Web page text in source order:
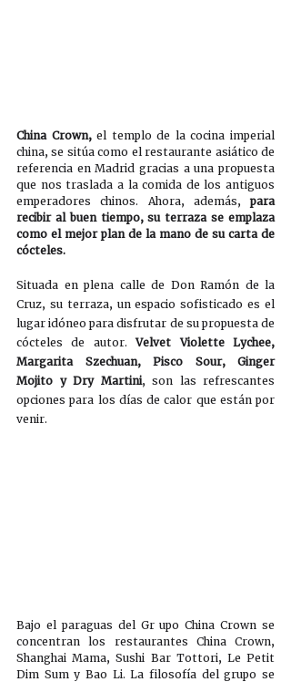
China Crown, el templo de la cocina imperial
china, se sitúa como el restaurante asiático de
referencia en Madrid gracias a una propuesta
que nos traslada a la comida de los antiguos
emperadores chinos. Ahora, además, para
recibir al buen tiempo, su terraza se emplaza
como el mejor plan de la mano de su carta de
cócteles.
Situada en plena calle de Don Ramón de la
Cruz, su terraza, un espacio sofisticado es el
lugar idóneo para disfrutar de su propuesta de
cócteles de autor. Velvet Violette Lychee,
Margarita Szechuan, Pisco Sour, Ginger
Mojito y Dry Martini, son las refrescantes
opciones para los días de calor que están por
venir.
Bajo el paraguas del Gr upo China Crown se
concentran los restaurantes China Crown,
Shanghai Mama, Sushi Bar Tottori, Le Petit
Dim Sum y Bao Li. La filosofía del grupo se